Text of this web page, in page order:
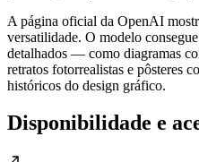
A página oficial da OpenAI
versatilidade. O modelo
detalhados — como diagramas
retratos fotorrealistas e pôsteres
históricos do design gráfico.
Disponibilidade e